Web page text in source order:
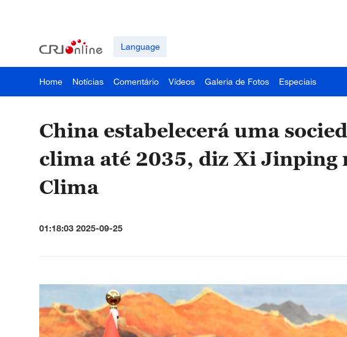
Language
Home Notícias Comentário Vídeos Galeria de Fotos Especiais
China estabelecerá uma
clima até 2035, diz Xi Jinping
Clima
01:18:03 2025-09-25